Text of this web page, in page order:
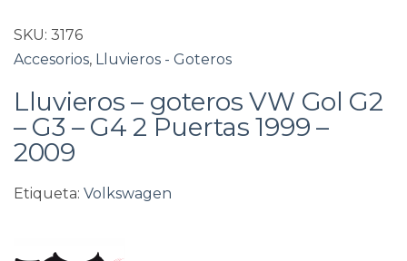
SKU: 3176
Accesorios, Lluvieros - Goteros
Lluvieros – goteros VW Gol G2
– G3 – G4 2 Puertas 1999 –
2009
Etiqueta: Volkswagen